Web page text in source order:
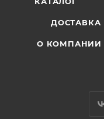
ДОСТАВКА
О КОМПАНИИ